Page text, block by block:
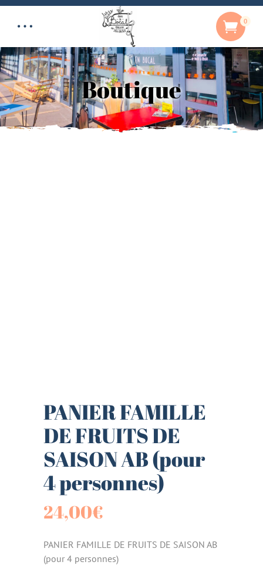
0
Boutique
PANIER FAMILLE
DE FRUITS DE
SAISON AB (pour
4 personnes)
24,00€
PANIER FAMILLE DE FRUITS DE SAISON AB
(pour 4 personnes)